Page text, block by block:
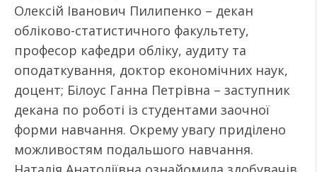
Олексій Іванович Пилипенко – декан
обліково-статистичного факультету,
професор кафедри обліку, аудиту та
оподаткування, доктор економічних наук,
доцент; Білоус Ганна Петрівна – заступник
декана по роботі із студентами заочної
форми навчання. Окрему увагу приділено
можливостям подальшого навчання.